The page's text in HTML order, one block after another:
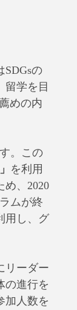
SDGsの
学を目
めの内
。この
を利用
め、2020
ムが終
用し、グ
リーダー
の進行を
加人数を